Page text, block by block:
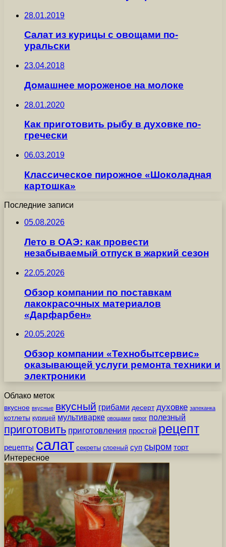
28.01.2019
Салат из курицы с овощами по-
уральски
23.04.2018
Домашнее мороженое на молоке
28.01.2020
Как приготовить рыбу в духовке по-
гречески
06.03.2019
Классическое пирожное «Шоколадная
картошка»
Последние записи
05.08.2026
Лето в ОАЭ: как провести
незабываемый отпуск в жаркий сезон
22.05.2026
Обзор компании по поставкам
лакокрасочных материалов
«Дарфарбен»
20.05.2026
Обзор компании «Технобытсервис»
оказывающей услуги ремонта техники и
электроники
Облако меток
вкусное вкусные вкусный грибами десерт духовке запеканка
котлеты курицей мультиварке овощами пирог полезный
приготовить приготовления простой рецепт
рецепты салат секреты слоеный суп сыром торт
Интересное